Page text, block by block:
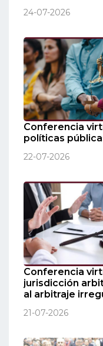
24-07-2026
Conferencia
políticas
22-07-2026
Conferencia
jurisdicción
al arbitraje
21-07-2026